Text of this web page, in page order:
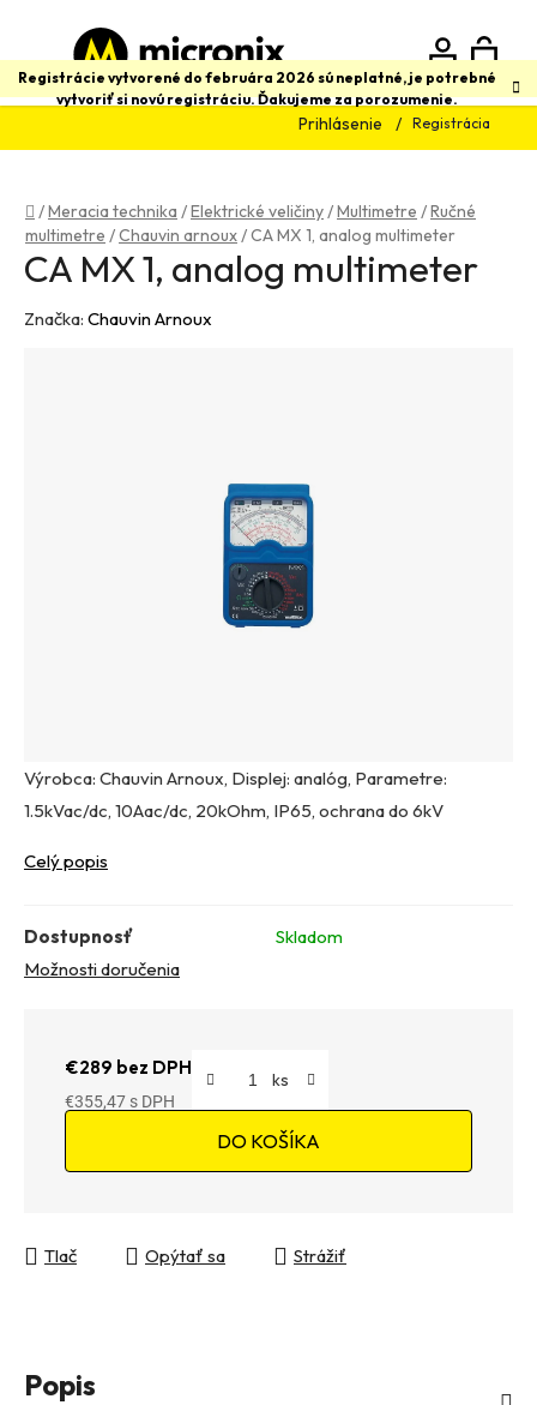
obsah
Registrácie vytvorené do februára 2026 sú neplatné, je potrebné
vytvoriť si novú registráciu. Ďakujeme za porozumenie.
Prihlásenie Registrácia
Hľadať
Domov
/Meracia technika /Elektrické veličiny/Multimetre /Ručné
multimetre /Chauvin arnoux/CA MX 1, analog multimeter
Výrobca: Chauvin Arnoux, Displej: analóg, Parametre:
1.5kVac/dc, 10Aac/dc, 20kOhm, IP65, ochrana do 6kV
Celý popis
Dostupnosť
Skladom
Možnosti doručenia
€289 bez DPH
€355,47
DO KOŠÍKA
Tlač Opýtať sa Strážiť
CA MX 1, analog multimeter
Značka: Chauvin Arnoux
Popis